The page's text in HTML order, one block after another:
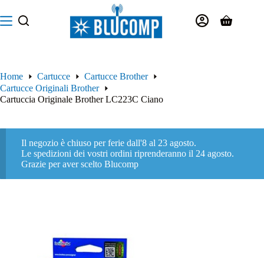
al
contenuto
Carrello
Home Cartucce
Cartucce Brother
Cartucce Originali Brother
Cartuccia Originale Brother LC223C Ciano
Il negozio è chiuso per ferie dall'8 al 23 agosto.
Le spedizioni dei vostri ordini riprenderanno il 24 agosto.
Grazie per aver scelto Blucomp